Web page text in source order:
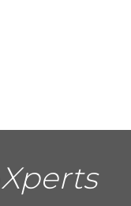
Xperts